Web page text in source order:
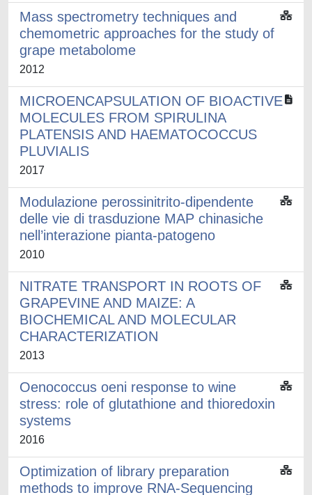
Mass spectrometry techniques and
chemometric approaches for the study of
grape metabolome
2012
MICROENCAPSULATION OF BIOACTIVE
MOLECULES FROM SPIRULINA
PLATENSIS AND HAEMATOCOCCUS
PLUVIALIS
2017
Modulazione perossinitrito-dipendente
delle vie di trasduzione MAP chinasiche
nell’interazione pianta-patogeno
2010
NITRATE TRANSPORT IN ROOTS OF
GRAPEVINE AND MAIZE: A
BIOCHEMICAL AND MOLECULAR
CHARACTERIZATION
2013
Oenococcus oeni response to wine
stress: role of glutathione and thioredoxin
systems
2016
Optimization of library preparation
methods to improve RNA-Sequencing